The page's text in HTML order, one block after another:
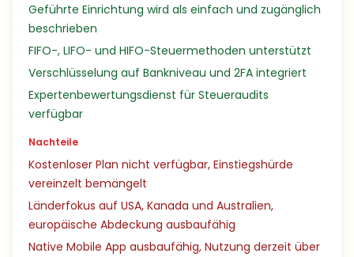
Geführte Einrichtung wird als einfach und zugänglich
beschrieben
FIFO-, LIFO- und HIFO-Steuermethoden unterstützt
Verschlüsselung auf Bankniveau und 2FA integriert
Expertenbewertungsdienst für Steueraudits
verfügbar
Nachteile
Kostenloser Plan nicht verfügbar, Einstiegshürde
vereinzelt bemängelt
Länderfokus auf USA, Kanada und Australien,
europäische Abdeckung ausbaufähig
Native Mobile App ausbaufähig, Nutzung derzeit über